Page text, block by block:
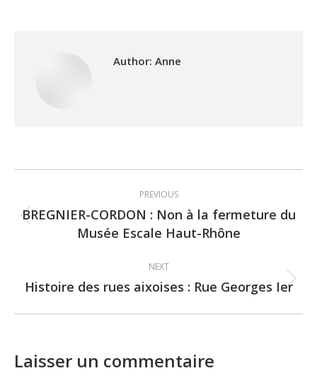
Author: Anne
navigation
PREVIOUS
Previous
post:
BREGNIER-CORDON : Non à la fermeture du
Musée Escale Haut-Rhône
NEXT
Next
Histoire des rues aixoises : Rue Georges Ier
Laisser un commentaire